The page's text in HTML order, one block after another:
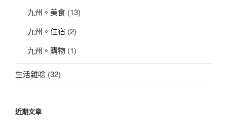
九州。美食 (13)
九州。住宿 (2)
九州。購物 (1)
生活雜唸 (32)
近期文章